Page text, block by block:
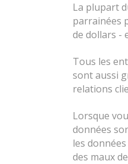
La plupart
parrainées
de dollars -
Tous les
sont aussi
relations
Lorsque
données
les
des maux